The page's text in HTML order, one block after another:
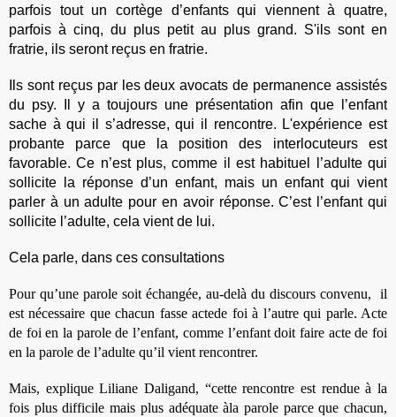
parfois tout un cortège d’enfants qui viennent à quatre,
parfois à cinq, du plus petit au plus grand. S'ils sont en
fratrie, ils seront reçus en fratrie.
Ils sont reçus par les deux avocats de permanence assistés
du psy. Il y a toujours une présentation afin que l’enfant
sache à qui il s’adresse, qui il rencontre. L'expérience est
probante parce que la position des interlocuteurs est
favorable. Ce n’est plus, comme il est habituel l’adulte qui
sollicite la réponse d’un enfant, mais un enfant qui vient
parler à un adulte pour en avoir réponse. C’est l’enfant qui
sollicite l’adulte, cela vient de lui.
Cela parle, dans ces consultations
Pour qu’une parole soit échangée, au-delà du discours convenu, il
est nécessaire que chacun fasse actede foi à l’autre qui parle. Acte
de foi en la parole de l’enfant, comme l’enfant doit faire acte de foi
en la parole de l’adulte qu’il vient rencontrer.
Mais, explique Liliane Daligand, “cette rencontre est rendue à la
fois plus difficile mais plus adéquate àla parole parce que chacun,